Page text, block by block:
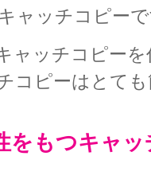
ャッチコピー
ャッチコピー
コピーはとて
をもつキャ